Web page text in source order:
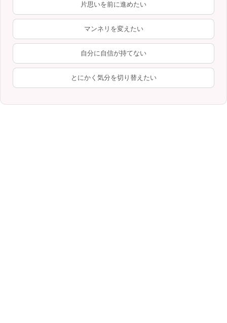
片思いを前に進めたい
マンネリを変えたい
自分に自信が持てない
とにかく気分を切り替えたい